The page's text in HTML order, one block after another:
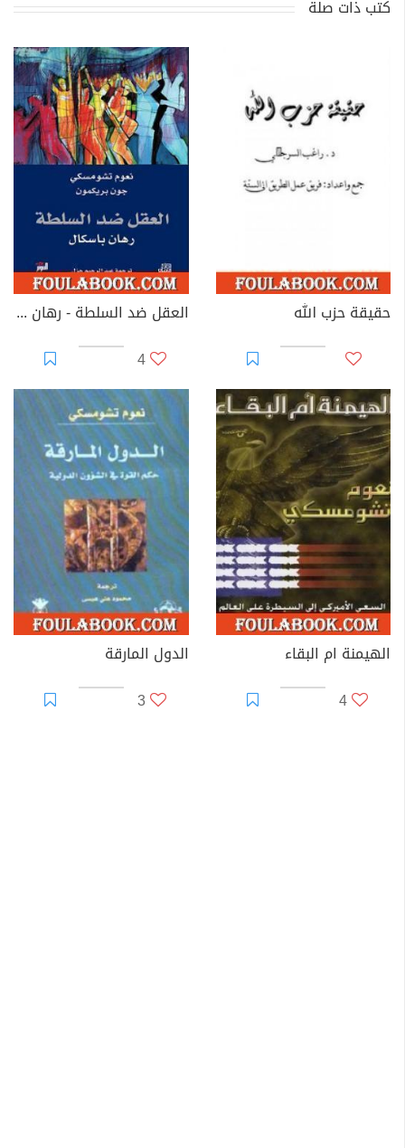
كتب ذات صلة
حقيقة حزب الله
العقل ضد السلطة - رهان باسكال
4
الهيمنة ام البقاء
4
الدول المارقة
3